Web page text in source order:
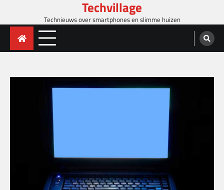
content
Techvillage
Technieuws over smartphones en slimme huizen